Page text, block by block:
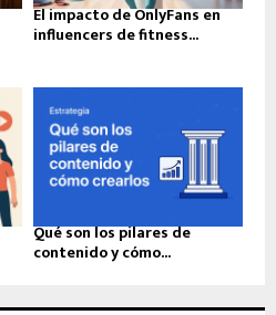
El impacto de OnlyFans en
influencers de fitness...
Qué son los pilares de
contenido y cómo...